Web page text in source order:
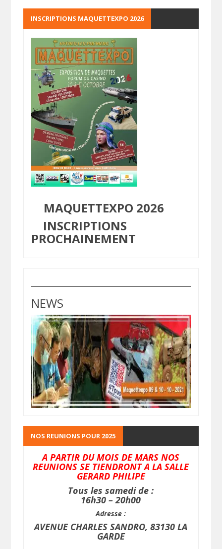
INSCRIPTIONS MAQUETTEXPO 2026
MAQUETTEXPO 2026
INSCRIPTIONS
PROCHAINEMENT
NEWS
NOS REUNIONS POUR 2025
A PARTIR DU MOIS DE MARS NOS
REUNIONS SE TIENDRONT A LA SALLE
GERARD PHILIPE
Tous les samedi de :
16h30 – 20h00
Adresse :
AVENUE CHARLES SANDRO, 83130 LA
GARDE